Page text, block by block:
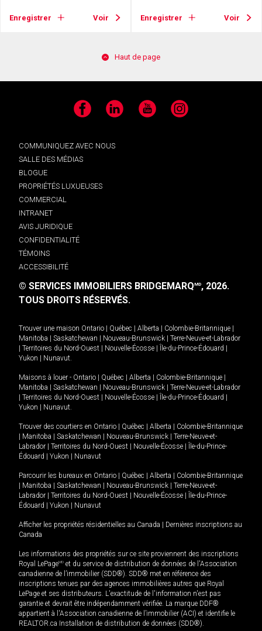
Enregistrer Voir Enregistrer Voir
Haut de page
Facebook LinkedIn YouTube Instagram
COMMUNIQUEZ AVEC NOUS
SALLE DES MÉDIAS
BLOGUE
PROPRIÉTÉS LUXUEUSES
COMMERCIAL
INTRANET
AVIS JURIDIQUE
CONFIDENTIALITÉ
TÉMOINS
ACCESSIBILITÉ
© SERVICES IMMOBILIERS BRIDGEMARQMD, 2026.
TOUS DROITS RÉSERVÉS.
Trouver une maison Ontario Québec Alberta Colombie-Britannique
Manitoba
Saskatchewan Nouveau-Brunswick
Terre-Neuve-et-Labrador
Territoires du Nord-Ouest Nouvelle-Écosse Île-du-Prince-Édouard
Yukon
Nunavut.
Maisons à louer - Ontario Québec Alberta Colombie-Britannique
Manitoba
Saskatchewan Nouveau-Brunswick
Terre-Neuve-et-Labrador
Territoires du Nord-Ouest Nouvelle-Écosse Île-du-Prince-Édouard
Yukon
Nunavut.
Trouver des courtiers en Ontario Québec Alberta
Colombie-Britannique
Manitoba Saskatchewan Nouveau-Brunswick
Terre-Neuve-et-
Labrador
Territoires du Nord-Ouest Nouvelle-Écosse
Île-du-Prince-
Édouard
Yukon Nunavut
Parcourir les bureaux en Ontario Québec Alberta
Colombie-Britannique
Manitoba Saskatchewan Nouveau-Brunswick
Terre-Neuve-et-
Labrador
Territoires du Nord-Ouest Nouvelle-Écosse
Île-du-Prince-
Édouard
Yukon Nunavut
Afficher les propriétés résidentielles au Canada
Dernières inscriptions au
Canada
Les informations des propriétés sur ce site proviennent des inscriptions
Royal LePageMD et du service de distribution de données de l'Association
canadienne de l’immobilier (SDD®). SDD® met en référence des
inscriptions tenues par des agences immobilières autres que Royal
LePage et ses distributeurs. L'exactitude de l'information n'est pas
garantie et devrait être indépendamment vérifiée. La marque DDF®
appartient à l'Association canadienne de l’immobilier (ACI) et identifie le
REALTOR.ca Installation de distribution de données (SDD®).